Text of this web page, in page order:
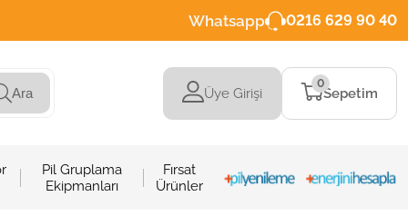
Whatsapp 0216 629 90 40
Ara Üye Girişi Sepetim
0
Pil Gruplama
Ekipmanları
Fırsat
Ürünler